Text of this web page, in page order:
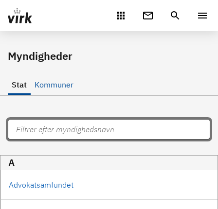
Gå direkte til indhold
Myndigheder
Stat Kommuner
A
Advokatsamfundet